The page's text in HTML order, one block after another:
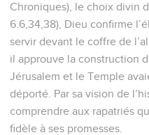
Chroniques), le choix divin
6.6,34,38), Dieu confirme
servir devant le coffre de
il approuve la construction
Jérusalem et le Temple
déporté. Par sa vision de
comprendre aux rapatriés
fidèle à ses promesses.